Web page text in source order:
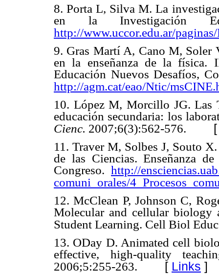
8. Porta L, Silva M. La
en la Investigación
http://www.uccor.edu.ar/
9. Gras Martí A, Cano M, Soler
en la enseñanza de la física.
Educación Nuevos Desafíos,
http://agm.cat/eao/Ntic/
10. López M, Morcillo JG. Las
educación secundaria: los
Cienc. 2007;6(3):562-576.
11. Traver M, Solbes J, Souto
de las Ciencias. Enseñanza
Congreso. http://
comuni_orales/
12. McClean P, Johnson C,
Molecular and cellular biology
Student Learning. Cell Biol
13. ODay D. Animated cell
effective, high-quality
2006;5:255-263. [ Links ]